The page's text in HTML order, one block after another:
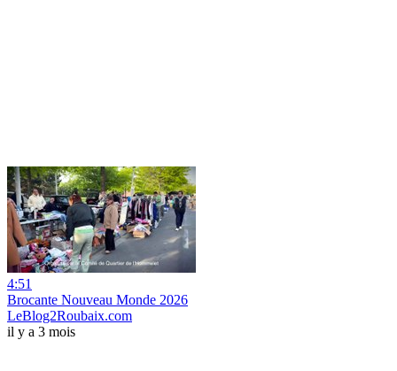
4:51
Brocante Nouveau Monde 2026
LeBlog2Roubaix.com
il y a 3 mois